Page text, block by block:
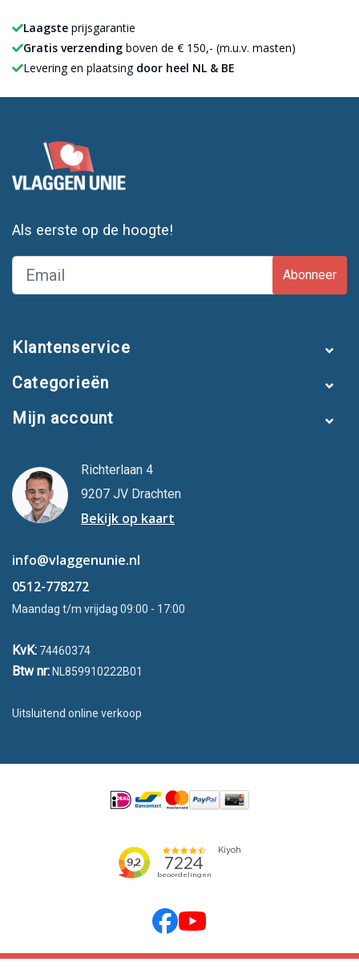
Laagste prijsgarantie
Gratis verzending boven de € 150,- (m.u.v. masten)
Levering en plaatsing door heel NL & BE
Als eerste op de hoogte!
Abonneer
Klantenservice
Categorieën
Mijn account
Richterlaan 4
9207 JV Drachten
Bekijk op kaart
info@vlaggenunie.nl
0512-778272
Maandag t/m vrijdag 09:00 - 17:00
KvK: 74460374
Btw nr: NL859910222B01
Uitsluitend online verkoop